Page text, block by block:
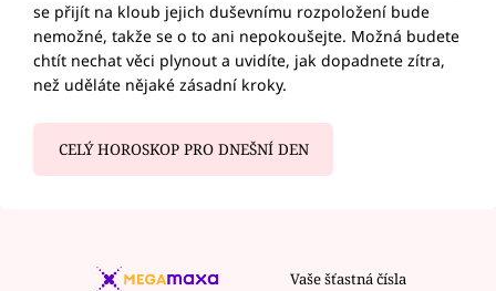
se přijít na kloub jejich duševnímu rozpoložení bude
nemožné, takže se o to ani nepokoušejte. Možná budete
chtít nechat věci plynout a uvidíte, jak dopadnete zítra,
než uděláte nějaké zásadní kroky.
CELÝ HOROSKOP PRO DNEŠNÍ DEN
Vaše šťastná čísla